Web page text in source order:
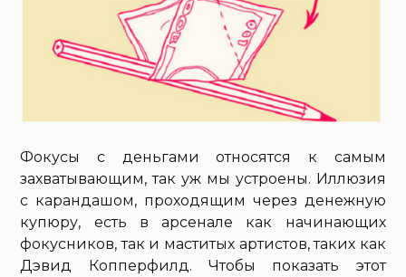
Фокусы с деньгами относятся к самым
захватывающим, так уж мы устроены. Иллюзия
с карандашом, проходящим через денежную
купюру, есть в арсенале как начинающих
фокусников, так и маститых артистов, таких как
Дэвид Копперфилд. Чтобы показать этот